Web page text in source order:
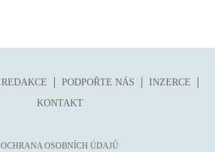
REDAKCE PODPOŘTE NÁS
INZERCE
KONTAKT
OCHRANA OSOBNÍCH ÚDAJŮ